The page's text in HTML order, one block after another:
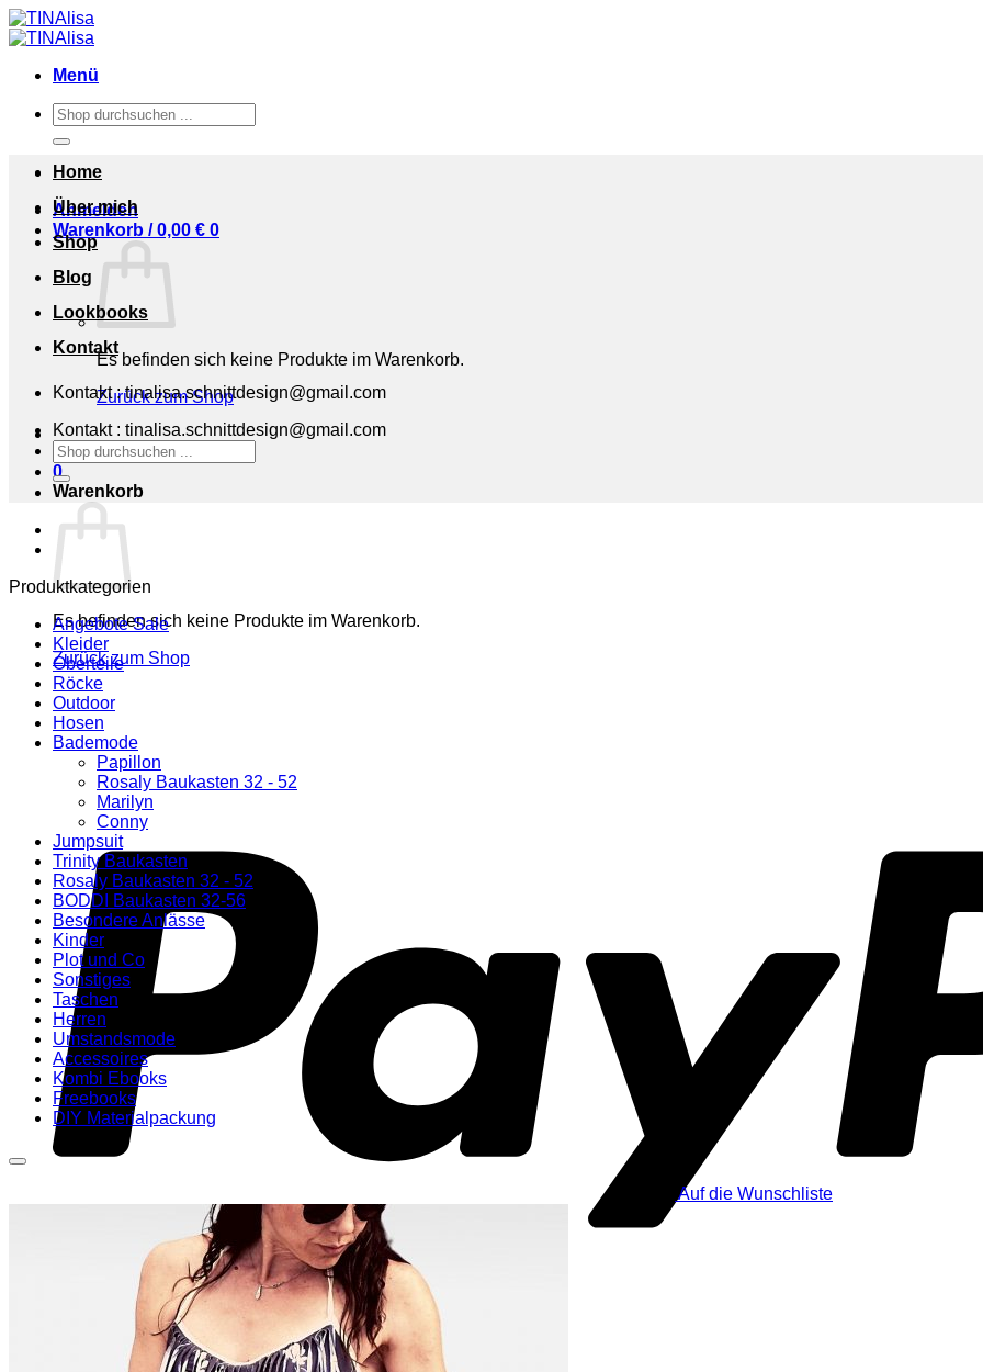
Zum
Inhalt
Menü
Suchen
nach:
Anmelden
Warenkorb /0,00 € 0
Es befinden sich keine Produkte im Warenkorb.
Zurück zum Shop
0
Warenkorb
Es befinden sich keine Produkte im Warenkorb.
Zurück zum Shop
Home
Über mich
Shop
Blog
Lookbooks
Kontakt
Kontakt : tinalisa.schnittdesign@gmail.com
Kontakt : tinalisa.schnittdesign@gmail.com
Suchen
nach:
Produktkategorien
Angebote Sale
Kleider
Oberteile
Röcke
Outdoor
Hosen
Bademode
Papillon
Rosaly Baukasten 32 - 52
Marilyn
Conny
Jumpsuit
Trinity Baukasten
Rosaly Baukasten 32 - 52
BODDI Baukasten 32-56
Besondere Anlässe
Kinder
Plot und Co
Sonstiges
Taschen
Herren
Umstandsmode
Accessoires
Kombi Ebooks
Freebooks
DIY Materialpackung
Auf die Wunschliste